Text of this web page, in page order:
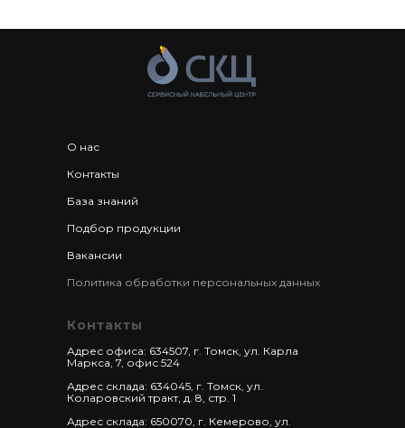
М
ВЛ-М
01CТ-4х35/120-
В-М
16-50
35-120 5
01CТ-5х35/120-
150-240 5
01CТ-5х150/240-
01CТ-5х150/240-
О нас
Контакты
База знаний
Подбор продукции
Вакансии
Политика обработки персональных данных
Адрес офиса: 634507, г. Томск, ул. Карла
Маркса, 7, офис 524
Адрес склада: 634045, г. Томск, ул.
Коларовский тракт, д. 8, стр. 1
Адрес склада: 650070, г. Кемерово, ул.
Контакты